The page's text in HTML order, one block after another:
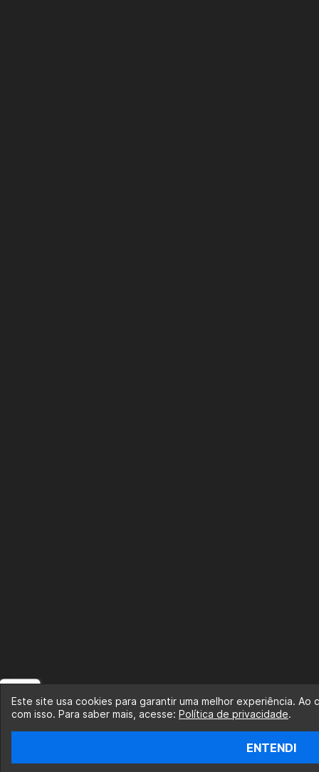
Este site usa cookies para garantir uma melhor experiência.
com isso. Para saber mais, acesse: Política de privacidade.
ENTENDI